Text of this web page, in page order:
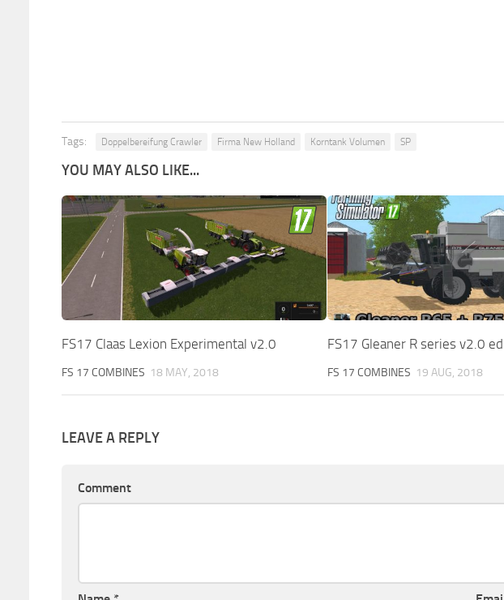
Tags: Doppelbereifung Crawler Firma New Holland Korntank Volumen SP
YOU MAY ALSO LIKE...
FS17 Claas Lexion Experimental v2.0
FS 17 COMBINES 18 MAY, 2018
FS17 Gleaner R series v2.0
FS 17 COMBINES 19 AUG, 2018
LEAVE A REPLY
Comment